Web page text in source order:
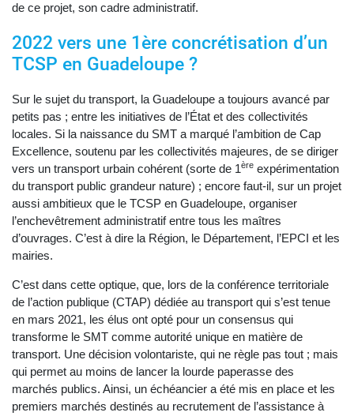
de ce projet, son cadre administratif.
2022 vers une 1ère concrétisation d’un
TCSP en Guadeloupe ?
Sur le sujet du transport, la Guadeloupe a toujours avancé par
petits pas ; entre les initiatives de l’État et des collectivités
locales. Si la naissance du SMT a marqué l’ambition de Cap
Excellence, soutenu par les collectivités majeures, de se diriger
vers un transport urbain cohérent (sorte de 1ère expérimentation
du transport public grandeur nature) ; encore faut-il, sur un projet
aussi ambitieux que le TCSP en Guadeloupe, organiser
l’enchevêtrement administratif entre tous les maîtres
d’ouvrages. C’est à dire la Région, le Département, l’EPCI et les
mairies.
C’est dans cette optique, que, lors de la conférence territoriale
de l’action publique (CTAP) dédiée au transport qui s’est tenue
en mars 2021, les élus ont opté pour un consensus qui
transforme le SMT comme autorité unique en matière de
transport. Une décision volontariste, qui ne règle pas tout ; mais
qui permet au moins de lancer la lourde paperasse des
marchés publics. Ainsi, un échéancier a été mis en place et les
premiers marchés destinés au recrutement de l’assistance à